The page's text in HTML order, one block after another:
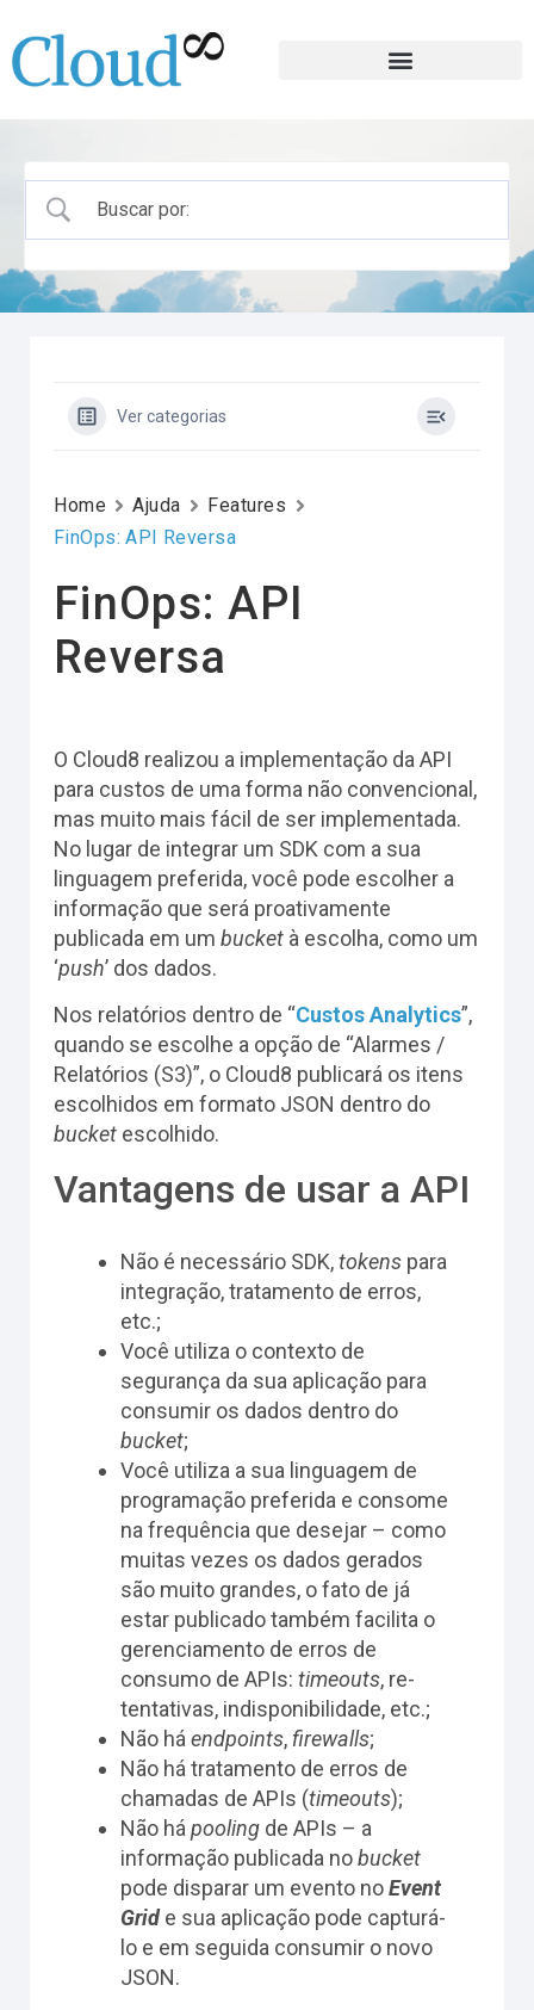
Ver categorias
Home Ajuda
Features
FinOps: API Reversa
FinOps: API
Reversa
O Cloud8 realizou a implementação da API
para custos de uma forma não convencional,
mas muito mais fácil de ser implementada.
No lugar de integrar um SDK com a sua
linguagem preferida, você pode escolher a
informação que será proativamente
publicada em um bucket à escolha, como um
‘push’ dos dados.
Nos relatórios dentro de “Custos Analytics”,
quando se escolhe a opção de “Alarmes /
Relatórios (S3)”, o Cloud8 publicará os itens
escolhidos em formato JSON dentro do
bucket escolhido.
Vantagens de usar a API
Não é necessário SDK,tokens para
integração, tratamento de erros,
etc.;
Você utiliza o contexto de
segurança da sua aplicação para
consumir os dados dentro do
bucket;
Você utiliza a sua linguagem de
programação preferida e consome
na frequência que desejar – como
muitas vezes os dados gerados
são muito grandes, o fato de já
estar publicado também facilita o
gerenciamento de erros de
consumo de APIs: timeouts, re-
tentativas, indisponibilidade, etc.;
Não há endpoints, firewalls;
Não há tratamento de erros de
chamadas de APIs (timeouts);
Não há pooling de APIs – a
informação publicada nobucket
pode disparar um evento noEvent
Gride sua aplicação pode capturá-
lo e em seguida consumir o novo
JSON.